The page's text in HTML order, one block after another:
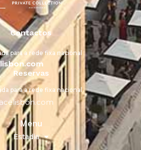
Contactos
para a rede fixa nacional
Reservas
para a rede fixa nacional
Menu
Estadia